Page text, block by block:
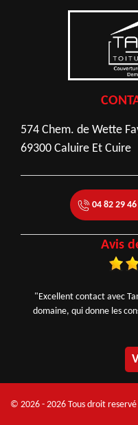
574 Chem. de Wette
69300 Caluire Et Cuire
04 82 29
Avis
"Excellent contact avec
domaine, qui donne les
© 2026 - 2026 Tous droit reservé